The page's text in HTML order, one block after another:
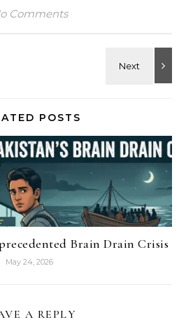
Comments
POSTS
Brain Drain Crisis
May 24, 2026
A REPLY